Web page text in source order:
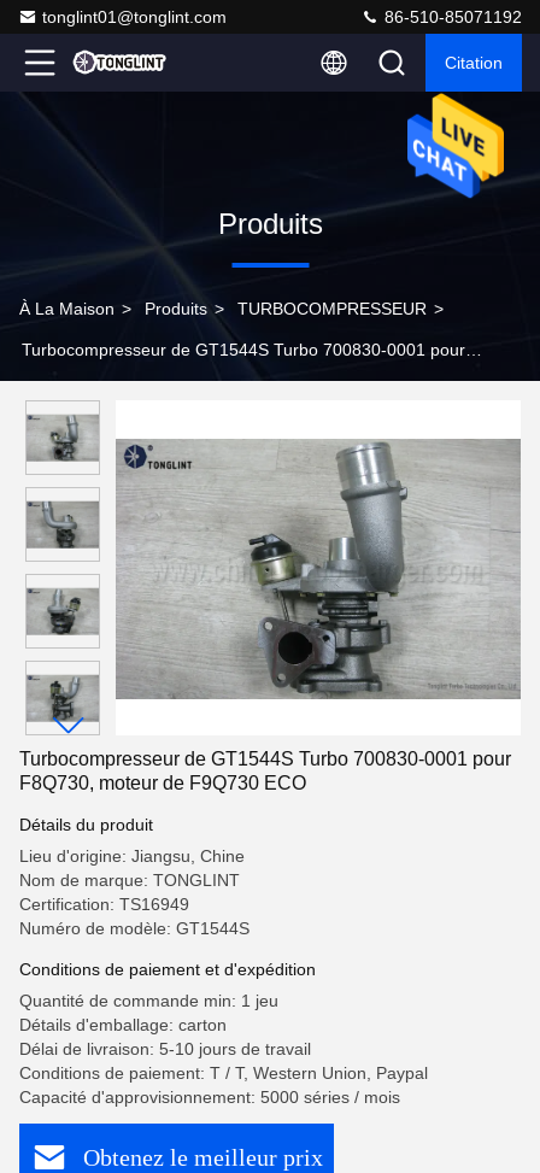
tonglint01@tonglint.com 86-510-85071192
Citation
Produits
À La Maison > Produits > TURBOCOMPRESSEUR >
Turbocompresseur de GT1544S Turbo 700830-0001 pour
Turbocompresseur de GT1544S Turbo 700830-0001 pour
F8Q730, moteur de F9Q730 ECO
Détails du produit
Lieu d'origine: Jiangsu, Chine
Nom de marque: TONGLINT
Certification: TS16949
Numéro de modèle: GT1544S
Conditions de paiement et d'expédition
Quantité de commande min: 1 jeu
Détails d'emballage: carton
Délai de livraison: 5-10 jours de travail
Conditions de paiement: T / T, Western Union, Paypal
Capacité d'approvisionnement: 5000 séries / mois
Obtenez le meilleur prix